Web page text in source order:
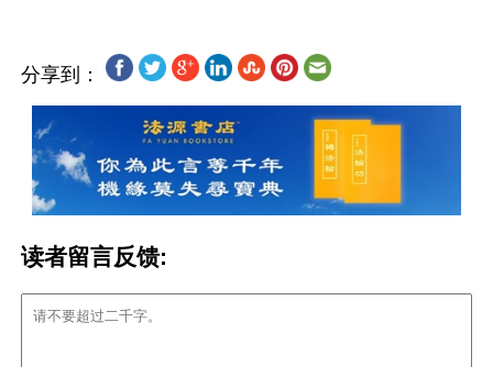
分享到：
读者留言反馈: